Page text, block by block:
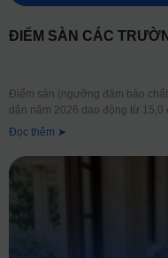
ĐIỂM SÀN CÁC
Điểm sàn (ngưỡng đảm bảo
dân năm 2026 dao động từ
Đọc thêm ➤